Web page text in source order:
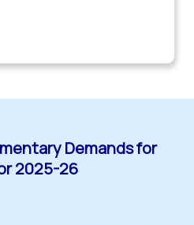
Demands for
2025-26